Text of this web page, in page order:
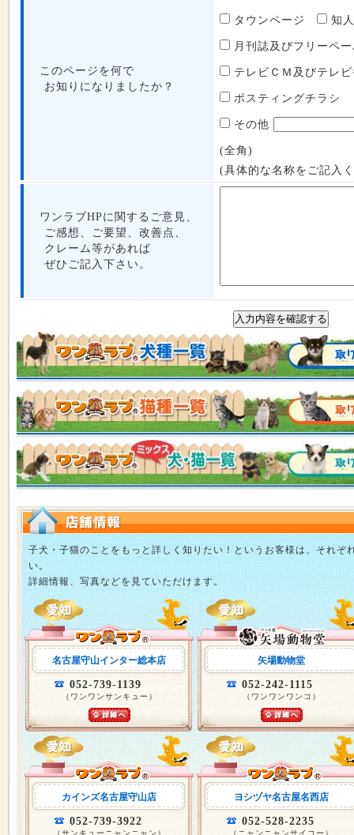
このページを何で
お知りになりましたか？
タウンページ 知
月刊誌及びフリー
テレビＣＭ及びテ
ポスティングチラシ
その他
(全角)
(具体的な名称をご記入
ワンラブHPに関するご意見、
ご感想、ご要望、改善点、
クレーム等があれば
ぜひご記入下さい。
子犬・子猫のことをもっと詳しく知りたい！というお客様は、それぞ
い。
詳細情報、写真などを見ていただけます。
名古屋守山インター総本店
052-739-1139
（ワンワンサンキュー）
矢場動物堂
052-242-1115
（ワンワンワンコ）
カインズ名古屋守山店
052-739-3922
（サンキューニャンニャン）
ヨシヅヤ名古屋名西店
052-528-2235
（ニャンニャンサイコー）